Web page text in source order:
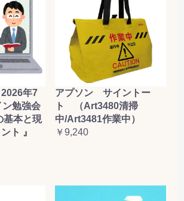
2026年7
ン勉強会
基本と現
ト 』
アプソン サイントー
ト （Art3480清掃
中/Art3481作業中）
￥9,240